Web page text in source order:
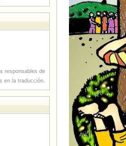
responsables de
en la traducción.